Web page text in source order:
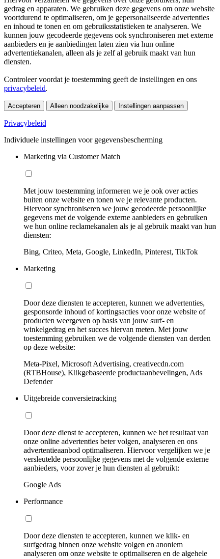
gedrag en apparaten. We gebruiken deze gegevens om onze website
voortdurend te optimaliseren, om je gepersonaliseerde advertenties
en inhoud te tonen en om gebruiksstatistieken te analyseren. We
kunnen jouw gecodeerde gegevens ook synchroniseren met externe
aanbieders en je aanbiedingen laten zien via hun online
advertentiekanalen, alleen als je zelf al gebruik maakt van hun
diensten.
Controleer voordat je toestemming geeft de instellingen en ons
privacybeleid.
Accepteren Alleen noodzakelijke Instellingen aanpassen
Privacybeleid
Individuele instellingen voor gegevensbescherming
Marketing via Customer Match
Met jouw toestemming informeren we je ook over acties
buiten onze website en tonen we je relevante producten.
Hiervoor synchroniseren we jouw gecodeerde persoonlijke
gegevens met de volgende externe aanbieders en gebruiken
we hun online reclamekanalen als je al gebruik maakt van hun
diensten:
Bing, Criteo, Meta, Google, LinkedIn, Pinterest, TikTok
Marketing
Door deze diensten te accepteren, kunnen we advertenties,
gesponsorde inhoud of kortingsacties voor onze website of
producten weergeven op basis van jouw surf- en
winkelgedrag en het succes hiervan meten. Met jouw
toestemming gebruiken we de volgende diensten van derden
op deze website:
Meta-Pixel, Microsoft Advertising, creativecdn.com
(RTBHouse), Klikgebaseerde productaanbevelingen, Ads
Defender
Uitgebreide conversietracking
Door deze dienst te accepteren, kunnen we het resultaat van
onze online advertenties beter volgen, analyseren en ons
advertentieaanbod optimaliseren. Hiervoor vergelijken we je
versleutelde persoonlijke gegevens met de volgende externe
aanbieders, voor zover je hun diensten al gebruikt:
Google Ads
Performance
Door deze diensten te accepteren, kunnen we klik- en
surfgedrag binnen onze website volgen en anoniem
analyseren om onze website te optimaliseren en de algehele